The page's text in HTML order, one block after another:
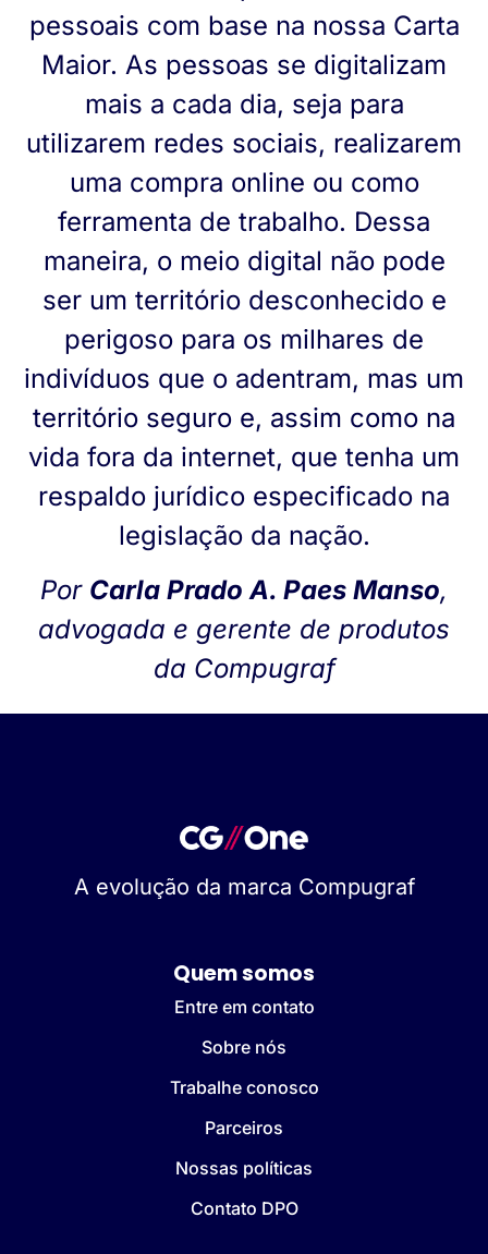
pessoais com base na nossa Carta
Maior. As pessoas se digitalizam
mais a cada dia, seja para
utilizarem redes sociais, realizarem
uma compra online ou como
ferramenta de trabalho. Dessa
maneira, o meio digital não pode
ser um território desconhecido e
perigoso para os milhares de
indivíduos que o adentram, mas um
território seguro e, assim como na
vida fora da internet, que tenha um
respaldo jurídico especificado na
legislação da nação.
Por Carla Prado A. Paes Manso,
advogada e gerente de produtos
da Compugraf
A evolução da marca Compugraf
Quem somos
Entre em contato
Sobre nós
Trabalhe conosco
Parceiros
Nossas políticas
Contato DPO